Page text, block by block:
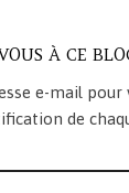
À CE
e-mail
de